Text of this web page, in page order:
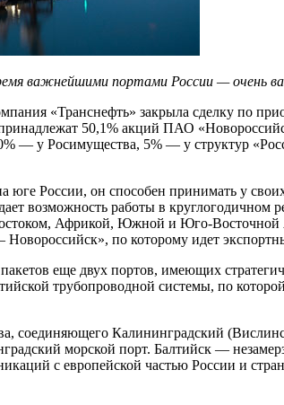
важнейшими портами России — очень
«Транснефть» закрыла сделку по
50,1% акций ПАО
— у Росимущества, 5% — у структур
России, он способен принимать у
возможность работы в
Африкой, Южной и Юго-Восточной
Новороссийск», по которому идет
еще двух портов, имеющих
трубопроводной системы, по
соединяющего Калининградский
морской порт. Балтийск —
с европейской частью России и